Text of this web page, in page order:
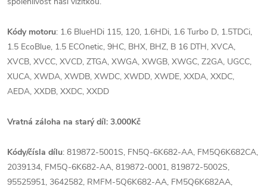
Kódy motoru: 1.6 BlueHDi 115, 120, 1.6HDi, 1.6 Turbo D, 1.5TDCi,
1.5 EcoBlue, 1.5 ECOnetic, 9HC, BHX, BHZ, B 16 DTH, XVCA,
XVCB, XVCC, XVCD, ZTGA, XWGA, XWGB, XWGC, Z2GA, UGCC,
XUCA, XWDA, XWDB, XWDC, XWDD, XWDE, XXDA, XXDC,
AEDA, XXDB, XXDC, XXDD
Vratná záloha na starý díl: 3.000Kč
Kódy/čísla dílu: 819872-5001S, FN5Q-6K682-AA, FM5Q6K682CA,
2039134, FM5Q-6K682-AA, 819872-0001, 819872-5002S,
95525951, 3642582, RMFM-5Q6K682-AA, FM5Q6K682AA,